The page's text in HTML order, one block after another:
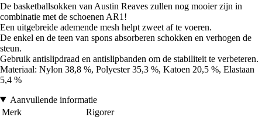
De basketballsokken van Austin Reaves zullen nog mooier zijn in
combinatie met de schoenen AR1!
Een uitgebreide ademende mesh helpt zweet af te voeren.
De enkel en de teen van spons absorberen schokken en verhogen de
steun.
Gebruik antislipdraad en antislipbanden om de stabiliteit te verbeteren.
Materiaal: Nylon 38,8 %, Polyester 35,3 %, Katoen 20,5 %, Elastaan
5,4 %
Aanvullende informatie
Merk
Rigorer